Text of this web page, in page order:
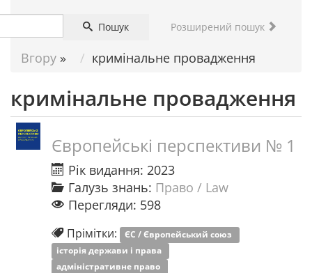
Пошук Розширений пошук
Вгору » кримінальне провадження
кримінальне провадження
Європейські перспективи № 1
Рік видання: 2023
Галузь знань: Право / Law
Перегляди: 598
Прімітки: ЄС / Європейський союз
історія держави і права
адміністративне право